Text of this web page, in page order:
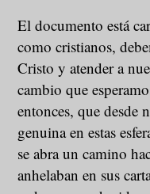
El documento está
como cristianos,
Cristo y atender a
cambio que
entonces, que desde
genuina en estas
se abra un camino
anhelaban en sus